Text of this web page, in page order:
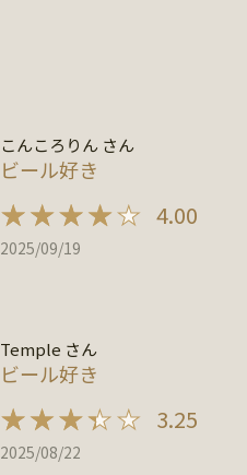
こんころりん さん
ビール好き
4.00
2025/09/19
Temple さん
ビール好き
3.25
2025/08/22